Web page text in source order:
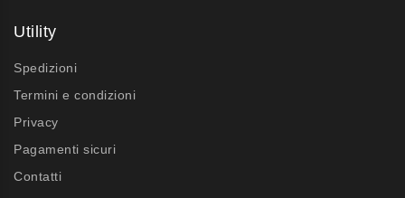
Utility
Spedizioni
Termini e condizioni
Privacy
Pagamenti sicuri
Contatti